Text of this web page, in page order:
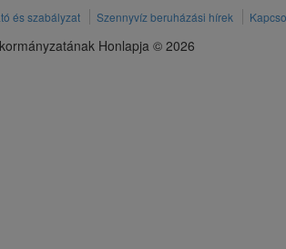
és szabályzat Szennyvíz beruházási hírek
Honlapja © 2026